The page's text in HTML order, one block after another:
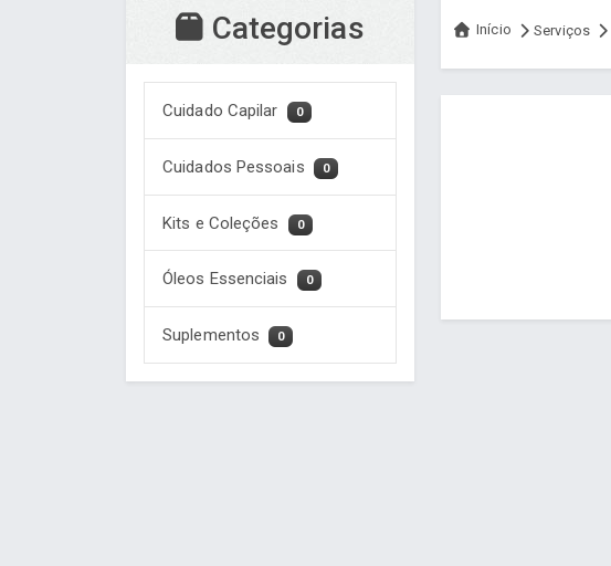
Categorias
Cuidado Capilar 0
Cuidados Pessoais 0
Kits e Coleções 0
Óleos Essenciais 0
Suplementos 0
Início Serviços